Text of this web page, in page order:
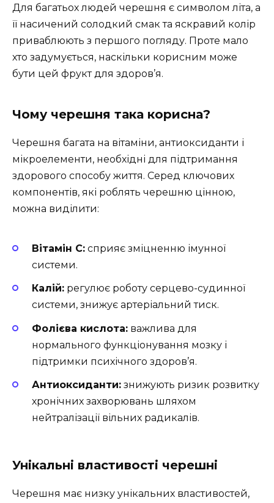
Для багатьох людей черешня є символом літа, а
її насичений солодкий смак та яскравий колір
приваблюють з першого погляду. Проте мало
хто задумується, наскільки корисним може
бути цей фрукт для здоров’я.
Чому черешня така корисна?
Черешня багата на вітаміни, антиоксиданти і
мікроелементи, необхідні для підтримання
здорового способу життя. Серед ключових
компонентів, які роблять черешню цінною,
можна виділити:
Вітамін C: сприяє зміцненню імунної
системи.
Калій: регулює роботу серцево-судинної
системи, знижує артеріальний тиск.
Фолієва кислота: важлива для
нормального функціонування мозку і
підтримки психічного здоров’я.
Антиоксиданти: знижують ризик розвитку
хронічних захворювань шляхом
нейтралізації вільних радикалів.
Унікальні властивості черешні
Черешня має низку унікальних властивостей,